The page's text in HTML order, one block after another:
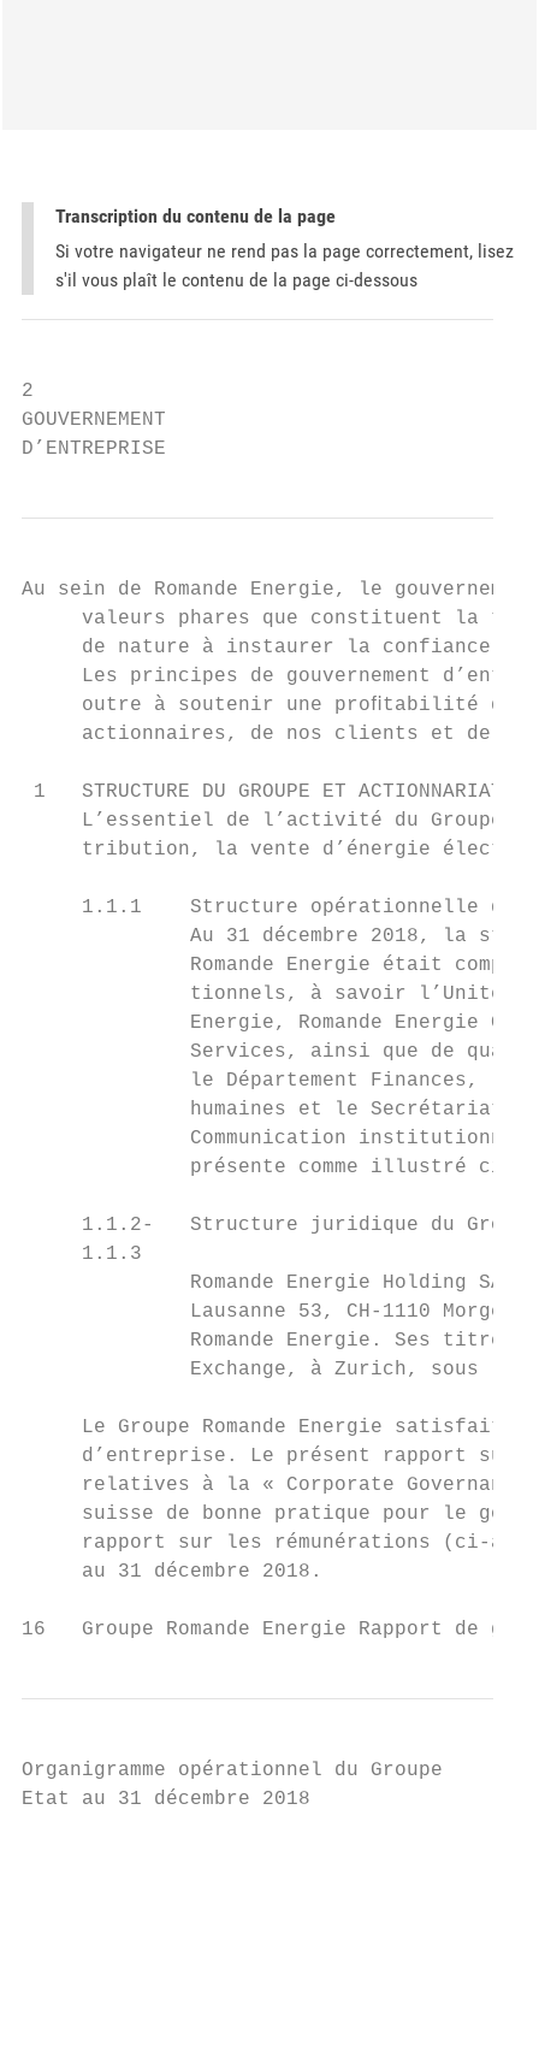
Transcription du contenu de la page
Si votre navigateur ne rend pas la page correctement, lisez
s'il vous plaît le contenu de la page ci-dessous
2
GOUVERNEMENT
D’ENTREPRISE
Au sein de Romande Energie, le
valeurs phares que constituent la
de nature à instaurer la confiance
Les principes de gouvernement
outre à soutenir une proﬁtabilité
actionnaires, de nos clients et de
1   STRUCTURE DU GROUPE ET ACTIONNARIAT
L’essentiel de l’activité du Groupe
tribution, la vente d’énergie
1.1.1    Structure opérationnelle du
Au 31 décembre 2018, la
Romande Energie était
tionnels, à savoir l’Unité
Energie, Romande Energie
Services, ainsi que de
le Département Finances, le
humaines et le Secrétariat
Communication
présente comme illustré ci-
1.1.2-   Structure juridique du
     1.1.3
Romande Energie Holding SA,
Lausanne 53, CH-1110
Romande Energie. Ses titres
Exchange, à Zurich, sous le
Le Groupe Romande Energie satisfait
d’entreprise. Le présent rapport sur
relatives à la « Corporate
suisse de bonne pratique pour le
rapport sur les rémunérations (ci-
     au 31 décembre 2018.
16   Groupe Romande Energie Rapport de
Organigramme opérationnel du Groupe
Etat au 31 décembre 2018